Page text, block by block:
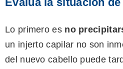
Lo primero es no
un injerto capilar no son
del nuevo cabello puede